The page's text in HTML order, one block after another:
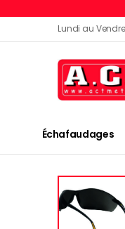
Lundi au
Échafaudages